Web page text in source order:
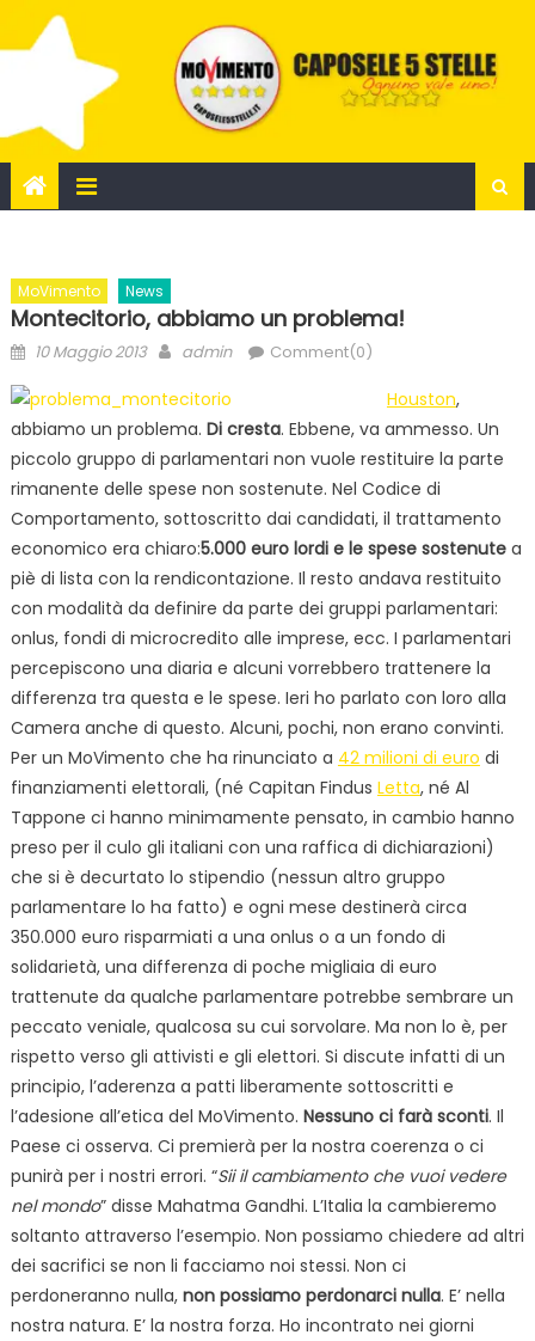
to
MoVimento News
Montecitorio, abbiamo un problema!
Posted
10 Maggio 2013 Author
admin Comment(0)
Houston,
abbiamo un problema. Di cresta. Ebbene, va ammesso. Un
piccolo gruppo di parlamentari non vuole restituire la parte
rimanente delle spese non sostenute. Nel Codice di
Comportamento, sottoscritto dai candidati, il trattamento
economico era chiaro:5.000 euro lordi e le spese sostenutea
piè di lista con la rendicontazione. Il resto andava restituito
con modalità da definire da parte dei gruppi parlamentari:
onlus, fondi di microcredito alle imprese, ecc. I parlamentari
percepiscono una diaria e alcuni vorrebbero trattenere la
differenza tra questa e le spese. Ieri ho parlato con loro alla
Camera anche di questo. Alcuni, pochi, non erano convinti.
Per un MoVimento che ha rinunciato a 42 milioni di euro di
finanziamenti elettorali, (né Capitan Findus Letta, né Al
Tappone ci hanno minimamente pensato, in cambio hanno
preso per il culo gli italiani con una raffica di dichiarazioni)
che si è decurtato lo stipendio (nessun altro gruppo
parlamentare lo ha fatto) e ogni mese destinerà circa
350.000 euro risparmiati a una onlus o a un fondo di
solidarietà, una differenza di poche migliaia di euro
trattenute da qualche parlamentare potrebbe sembrare un
peccato veniale, qualcosa su cui sorvolare. Ma non lo è, per
rispetto verso gli attivisti e gli elettori. Si discute infatti di un
principio, l’aderenza a patti liberamente sottoscritti e
l’adesione all’etica del MoVimento. Nessuno ci farà sconti. Il
Paese ci osserva. Ci premierà per la nostra coerenza o ci
punirà per i nostri errori. “Sii il cambiamento che vuoi vedere
nel mondo” disse Mahatma Gandhi. L’Italia la cambieremo
soltanto attraverso l’esempio. Non possiamo chiedere ad altri
dei sacrifici se non li facciamo noi stessi. Non ci
perdoneranno nulla, non possiamo perdonarci nulla. E’ nella
nostra natura. E’ la nostra forza. Ho incontrato nei giorni